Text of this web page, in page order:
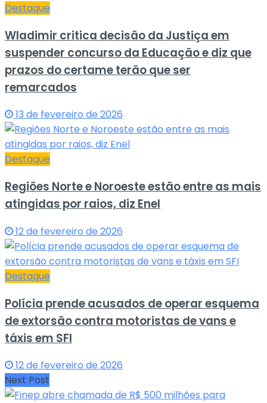
Destaque
Wladimir critica decisão da Justiça em
suspender concurso da Educação e diz que
prazos do certame terão que ser
remarcados
13 de fevereiro de 2026
Destaque
Regiões Norte e Noroeste estão entre as mais
atingidas por raios, diz Enel
12 de fevereiro de 2026
Destaque
Polícia prende acusados de operar esquema
de extorsão contra motoristas de vans e
táxis em SFI
12 de fevereiro de 2026
Next Post